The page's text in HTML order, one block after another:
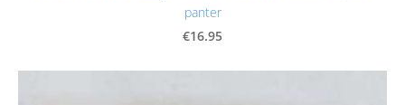
panter
€16.95